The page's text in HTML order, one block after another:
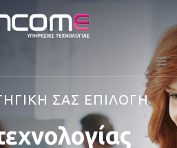
ΣΑΣ ΕΠΙΛΟΓΗ